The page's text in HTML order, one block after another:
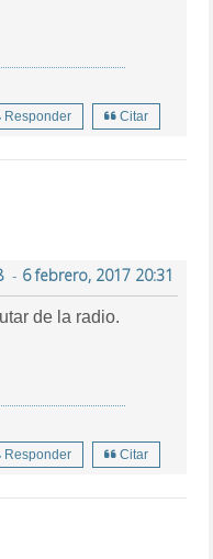
Responder Citar
- 6 febrero, 2017 20:31
de la radio.
Responder Citar